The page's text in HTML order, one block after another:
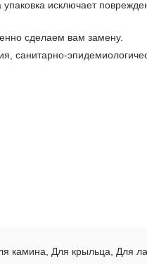
исключает
сделаем вам замену.
санитарно-
камина, Для крыльца, Для